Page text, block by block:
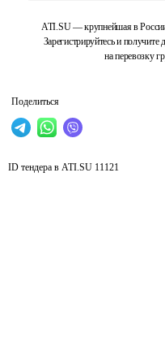
ATI.SU — крупнейшая в
Зарегистрируйтесь и
на перевозку
Поделиться
ID тендера в ATI.SU 11121